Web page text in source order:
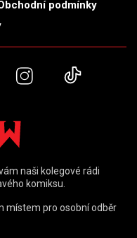
podmínky
Instagram
naši kolegové rádi
komiksu.
místem pro osobní odběr